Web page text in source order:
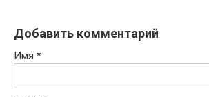
Добавить комментарий
Имя *